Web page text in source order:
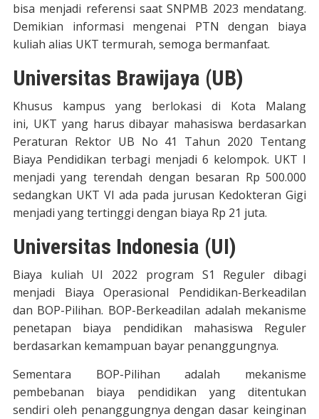
bisa menjadi referensi saat SNPMB 2023 mendatang.
Demikian informasi mengenai PTN dengan biaya
kuliah alias UKT termurah, semoga bermanfaat.
Universitas Brawijaya (UB)
Khusus kampus yang berlokasi di Kota Malang
ini, UKT yang harus dibayar mahasiswa berdasarkan
Peraturan Rektor UB No 41 Tahun 2020 Tentang
Biaya Pendidikan terbagi menjadi 6 kelompok. UKT I
menjadi yang terendah dengan besaran Rp 500.000
sedangkan UKT VI ada pada jurusan Kedokteran Gigi
menjadi yang tertinggi dengan biaya Rp 21 juta.
Universitas Indonesia (UI)
Biaya kuliah UI 2022 program S1 Reguler dibagi
menjadi Biaya Operasional Pendidikan-Berkeadilan
dan BOP-Pilihan. BOP-Berkeadilan adalah mekanisme
penetapan biaya pendidikan mahasiswa Reguler
berdasarkan kemampuan bayar penanggungnya.
Sementara BOP-Pilihan adalah mekanisme
pembebanan biaya pendidikan yang ditentukan
sendiri oleh penanggungnya dengan dasar keinginan